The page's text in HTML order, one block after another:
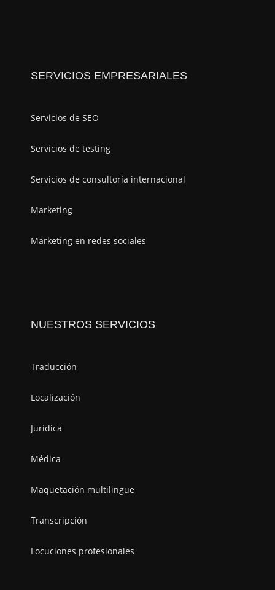
SERVICIOS EMPRESARIALES
Servicios de SEO
Servicios de testing
Servicios de consultoría internacional
Marketing
Marketing en redes sociales
NUESTROS SERVICIOS
Traducción
Localización
Jurídica
Médica
Maquetación multilingüe
Transcripción
Locuciones profesionales